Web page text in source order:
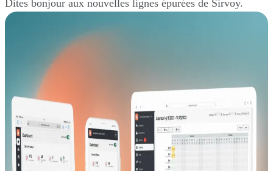
Dites bonjour aux nouvelles lignes épurées de Sirvoy.